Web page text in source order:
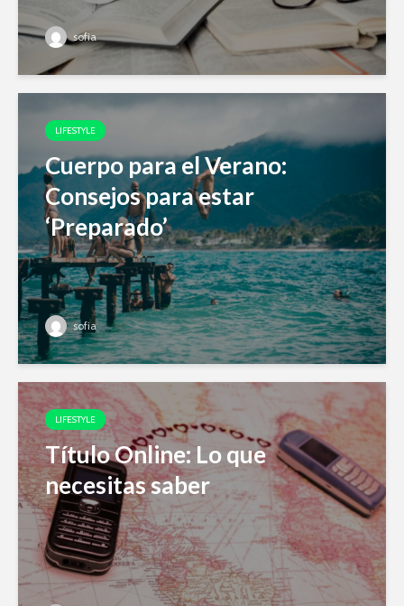
sofia
LIFESTYLE
Cuerpo para el Verano:
Consejos para estar
‘Preparado’
sofia
LIFESTYLE
Título Online: Lo que
necesitas saber